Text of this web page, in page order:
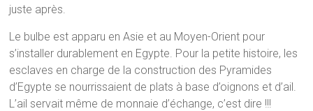
juste après.
Le bulbe est apparu en Asie et au Moyen-Orient pour
s’installer durablement en Egypte. Pour la petite histoire, les
esclaves en charge de la construction des Pyramides
d’Egypte se nourrissaient de plats à base d’oignons et d’ail.
L’ail servait même de monnaie d’échange, c’est dire !!!